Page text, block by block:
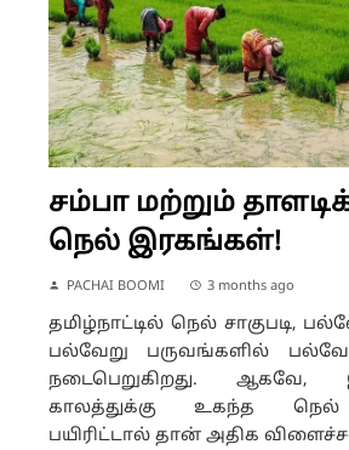
சம்பா மற்றும்
நெல் இரகங்கள்!
PACHAI BOOMI 3 months ago
தமிழ்நாட்டில் நெல் சாகுபடி,
பல்வேறு பருவங்களில்
நடைபெறுகிறது.
காலத்துக்கு உகந்த
பயிரிட்டால் தான் அதிக